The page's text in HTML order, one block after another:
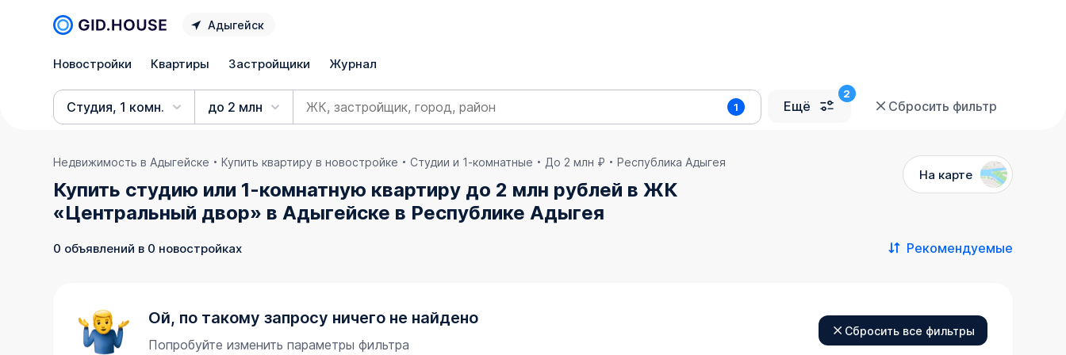
Адыгейск
Новостройки Квартиры Застройщики Журнал
Студия, 1 комн. до 2 млн 1 Ещё Сбросить фильтр
Недвижимость в Адыгейске Купить квартиру в новостройке Студии и 1-комнатные До 2 млн ₽ Республика Адыгея
Купить студию или 1-комнатную квартиру до 2 млн рублей в ЖК
«Центральный двор» в Адыгейске в Республике Адыгея
На карте
0 объявлений в 0 новостройках Рекомендуемые
Ой, по такому запросу ничего не найдено
Попробуйте изменить параметры фильтра
Сбросить все фильтры